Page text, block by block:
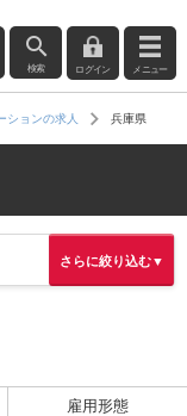
検索 ログイン メニュー
ションの求人 兵庫県
さらに絞り込む▼
雇用形態